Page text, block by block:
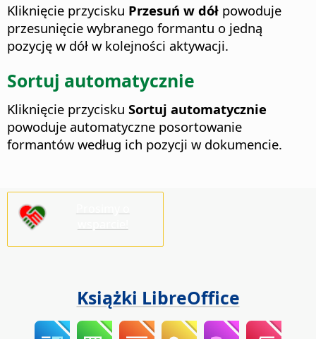
Kliknięcie przycisku Przesuń w dół powoduje
przesunięcie wybranego formantu o jedną
pozycję w dół w kolejności aktywacji.
Sortuj automatycznie
Kliknięcie przycisku Sortuj automatycznie
powoduje automatyczne posortowanie
formantów według ich pozycji w dokumencie.
Książki LibreOffice